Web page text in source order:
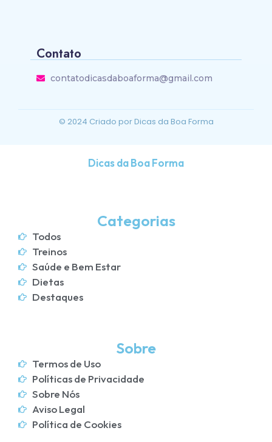
Contato
contatodicasdaboaforma@gmail.com
© 2024 Criado por Dicas da Boa Forma
Dicas da Boa Forma
Categorias
Todos
Treinos
Saúde e Bem Estar
Dietas
Destaques
Sobre
Termos de Uso
Políticas de Privacidade
Sobre Nós
Aviso Legal
Política de Cookies